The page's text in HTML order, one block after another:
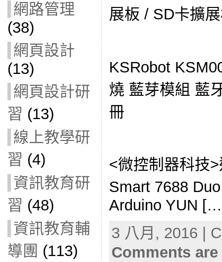
網路管理
(38)
網頁設計
(13)
網頁設計研
習 (13)
線上教學研
習 (4)
資訊教育研
習 (48)
資訊教育輔
導團 (113)
展板 / SD卡擴
KSRobot
燒 藍芽模組 藍
冊
<微控制器科技
Smart 7688
Arduino YUN
3 八月, 2016 |
Comments